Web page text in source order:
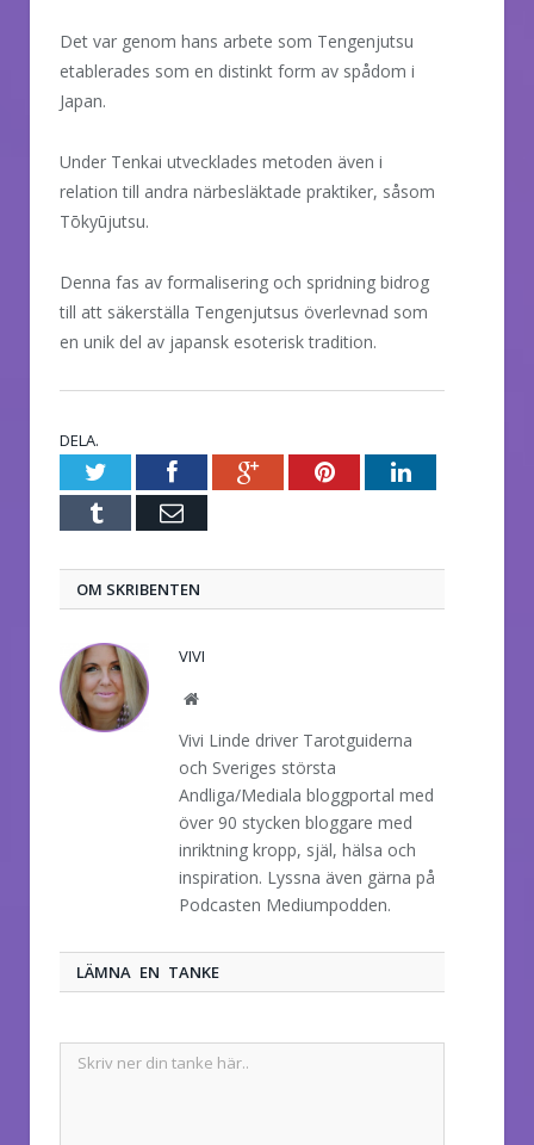
Det var genom hans arbete som Tengenjutsu
etablerades som en distinkt form av spådom i
Japan.
Under Tenkai utvecklades metoden även i
relation till andra närbesläktade praktiker, såsom
Tōkyūjutsu.
Denna fas av formalisering och spridning bidrog
till att säkerställa Tengenjutsus överlevnad som
en unik del av japansk esoterisk tradition.
DELA.
TwitterFacebookGoogle+PinterestLinkedIn
Tumblr E-
OM SKRIBENTEN
VIVI
Website
Vivi Linde driver Tarotguiderna
och Sveriges största
Andliga/Mediala bloggportal med
över 90 stycken bloggare med
inriktning kropp, själ, hälsa och
inspiration. Lyssna även gärna på
Podcasten Mediumpodden.
LÄMNA EN TANKE